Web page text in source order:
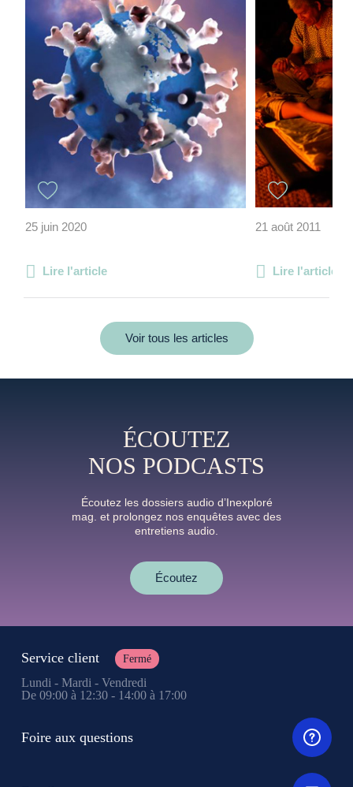
25 juin 2020
Lire l'article
21 août 2011
Lire l'article
Voir tous les articles
ÉCOUTEZ
NOS PODCASTS
Écoutez les dossiers audio d’Inexploré
mag. et prolongez nos enquêtes avec des
entretiens audio.
Écoutez
Service client Fermé
Lundi - Mardi - Vendredi
De 09:00 à 12:30 - 14:00 à 17:00
Foire aux questions